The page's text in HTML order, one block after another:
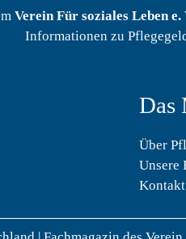
Verein Für soziales Leben e.
Informationen zu
Das
Über
Unsere
Kontakt